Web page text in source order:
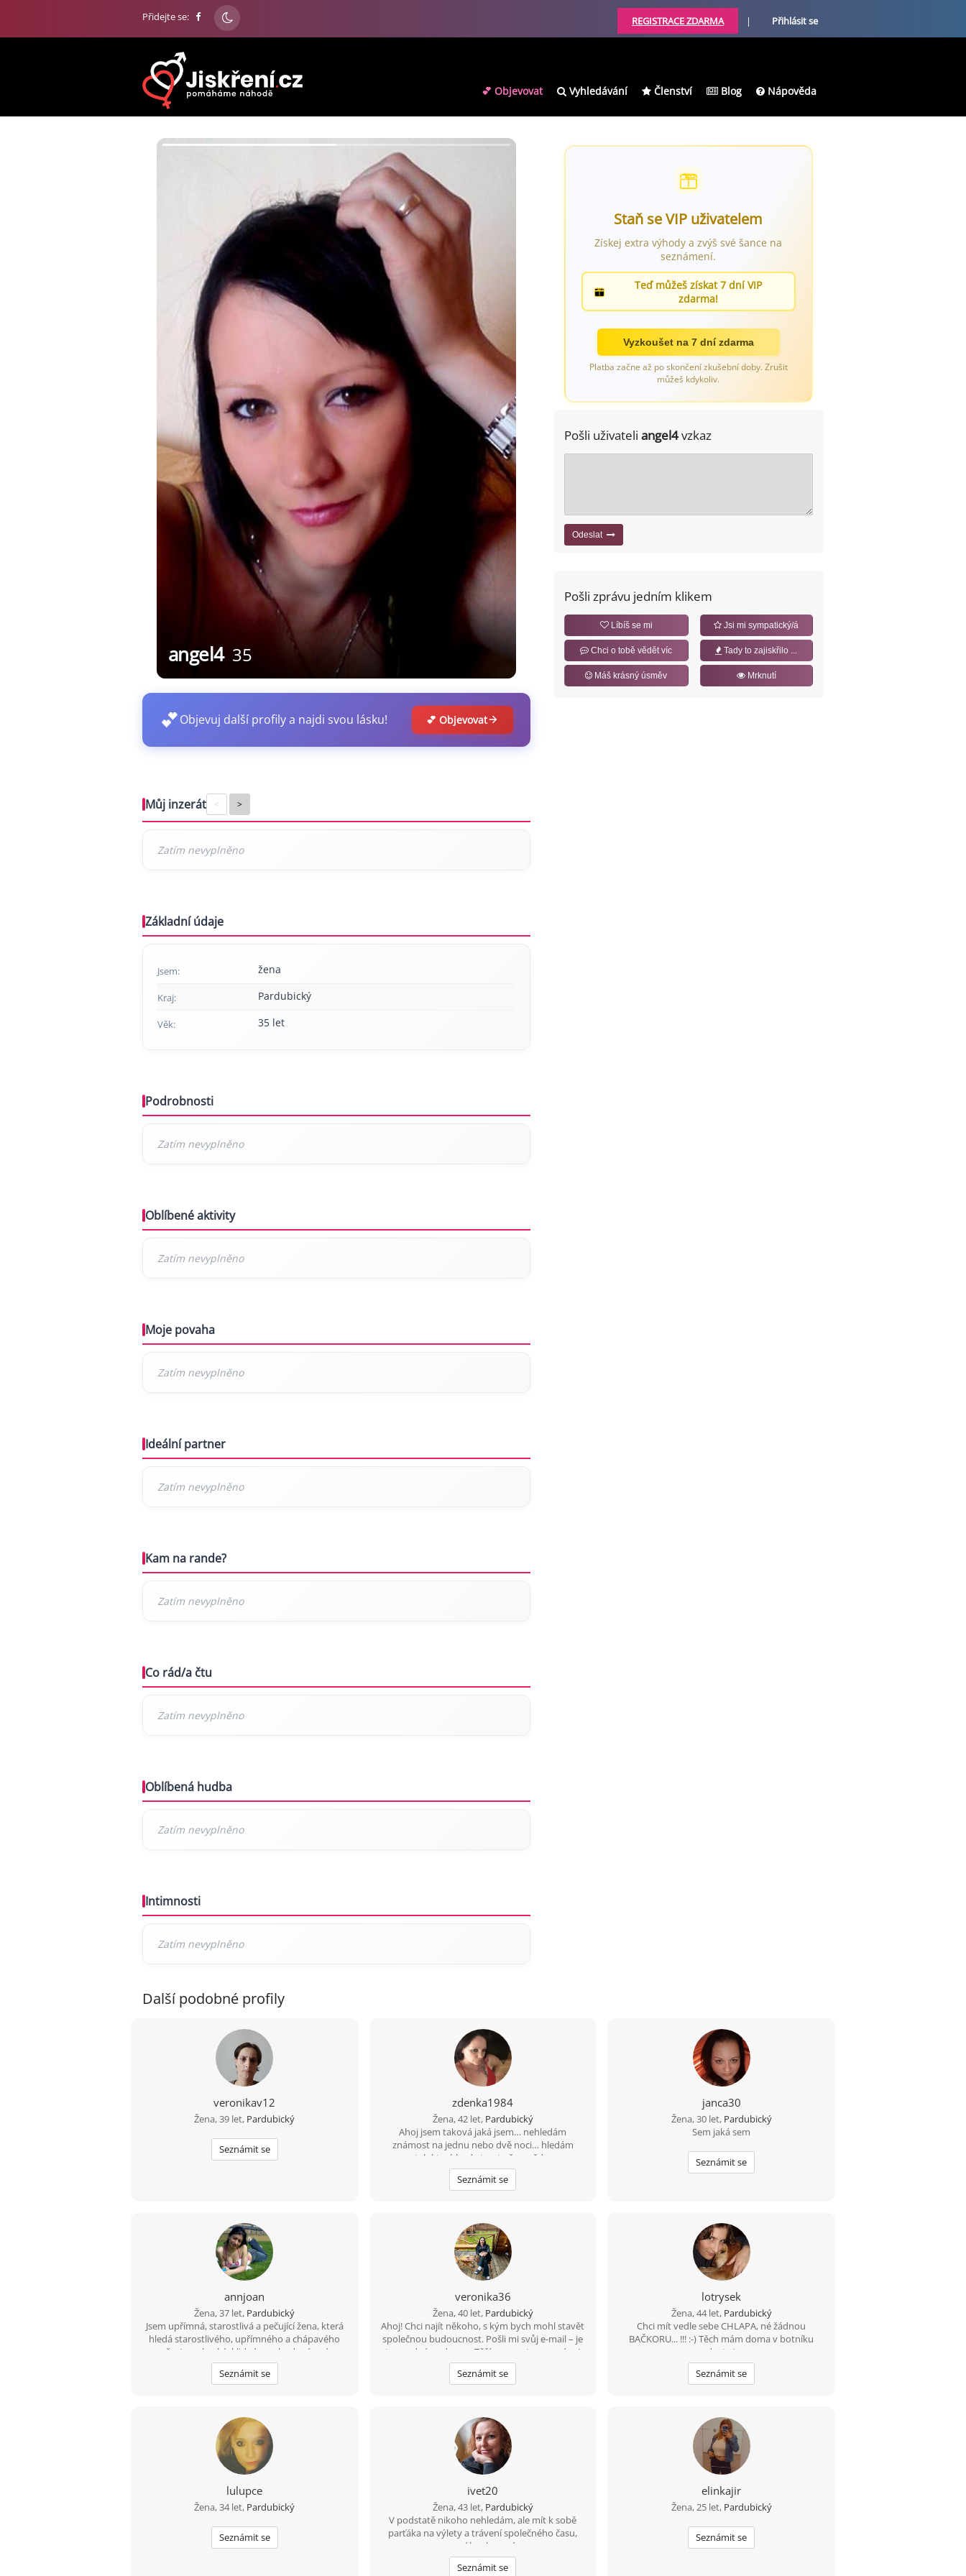
Přidejte se: REGISTRACE ZDARMA | Přihlásit se
💕 Objevovat Vyhledávání Členství Blog Nápověda
angel4 35
💕Objevuj další profily a najdi svou lásku! 💕 Objevovat
Můj inzerát < >
Základní údaje
Jsem: žena
Kraj: Pardubický
Věk: 35 let
Podrobnosti
Oblíbené aktivity
Moje povaha
Ideální partner
Kam na rande?
Co rád/a čtu
Oblíbená hudba
Intimnosti
Staň se VIP uživatelem
Získej extra výhody a zvýš své šance na
seznámení.
Teď můžeš získat 7 dní VIP
zdarma!
Vyzkoušet na 7 dní zdarma
Platba začne až po skončení zkušební doby. Zrušit
můžeš kdykoliv.
Pošli uživateli angel4vzkaz
Odeslat
Pošli zprávu jedním klikem
Líbíš se mi Jsi mi sympatický/á
Chci o tobě vědět víc Tady to zajiskřilo ...
Máš krásný úsměv Mrknutí
Další podobné profily
veronikav12
Žena, 39 let, Pardubický
Seznámit se
zdenka1984
Žena, 42 let, Pardubický
Ahoj jsem taková jaká jsem… nehledám
známost na jednu nebo dvě noci… hledám
vztah který bude trvat už na vždy ❤️
Seznámit se
janca30
Žena, 30 let, Pardubický
Sem jaká sem
Seznámit se
annjoan
Žena, 37 let, Pardubický
Jsem upřímná, starostlivá a pečující žena, která
hledá starostlivého, upřímného a chápavého
muže. Jsem hezká, klidná a pohodová, mám
ráda přírodu a ráda se dívám na filmy a jsem
ochotná jít na rande a na výlet s tím pravým
Seznámit se
veronika36
Žena, 40 let, Pardubický
Ahoj! Chci najít někoho, s kým bych mohl stavět
společnou budoucnost. Pošli mi svůj е-mаil – je
to snadné a zdarma. Těším se na tvou zprávu!
Seznámit se
lotrysek
Žena, 44 let, Pardubický
Chci mít vedle sebe CHLAPA, né žádnou
BAČKORU... !!! :-) Těch mám doma v botníku
dost :-)
Seznámit se
lulupce
Žena, 34 let, Pardubický
Seznámit se
ivet20
Žena, 43 let, Pardubický
V podstatě nikoho nehledám, ale mít k sobě
parťáka na výlety a trávení společného času,
není k zahození.
Seznámit se
elinkajir
Žena, 25 let, Pardubický
Seznámit se